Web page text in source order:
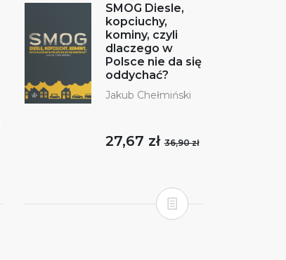
SMOG Diesle,
kopciuchy,
kominy, czyli
dlaczego w
Polsce nie da się
oddychać?
Jakub Chełmiński
27,67 zł36,90 zł